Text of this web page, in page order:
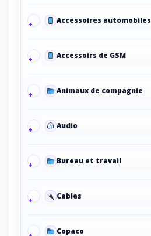
Accessoires automobiles
Accessoirs de GSM
Animaux de compagnie
Audio
Bureau et travail
Cables
Copaco